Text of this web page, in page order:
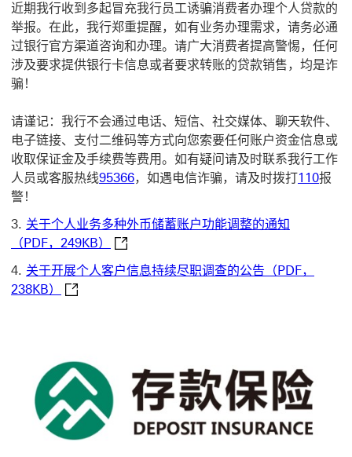
近期我行收到多起冒充我行员工诱骗消费者办理个人贷款的
举报。在此，我行郑重提醒，如有业务办理需求，请务必通
过银行官方渠道咨询和办理。请广大消费者提高警惕，任何
涉及要求提供银行卡信息或者要求转账的贷款销售，均是诈
骗！
请谨记：我行不会通过电话、短信、社交媒体、聊天软件、
电子链接、支付二维码等方式向您索要任何账户资金信息或
收取保证金及手续费等费用。如有疑问请及时联系我行工作
人员或客服热线95366，如遇电信诈骗，请及时拨打110报
警！
关于个人业务多种外币储蓄账户功能调整的通知
（PDF，249KB）
关于个人业务多种外币储蓄账户功能调整
关于开展个人客户信息持续尽职调查的公告（PDF，
238KB）
关于开展个人客户信息持续尽职调查的公告（PDF